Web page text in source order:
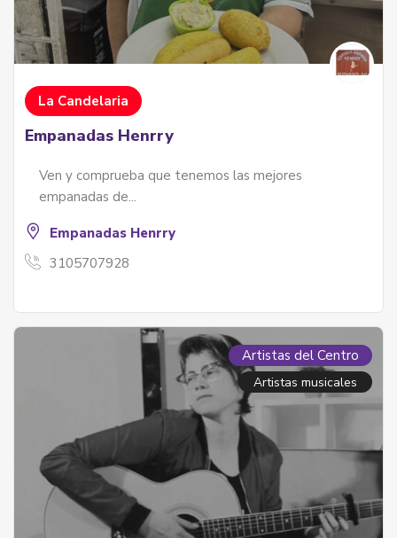
La Candelaria
Empanadas Henrry
Ven y comprueba que tenemos las mejores
empanadas de...
Empanadas Henrry
3105707928
Artistas del Centro
Artistas musicales